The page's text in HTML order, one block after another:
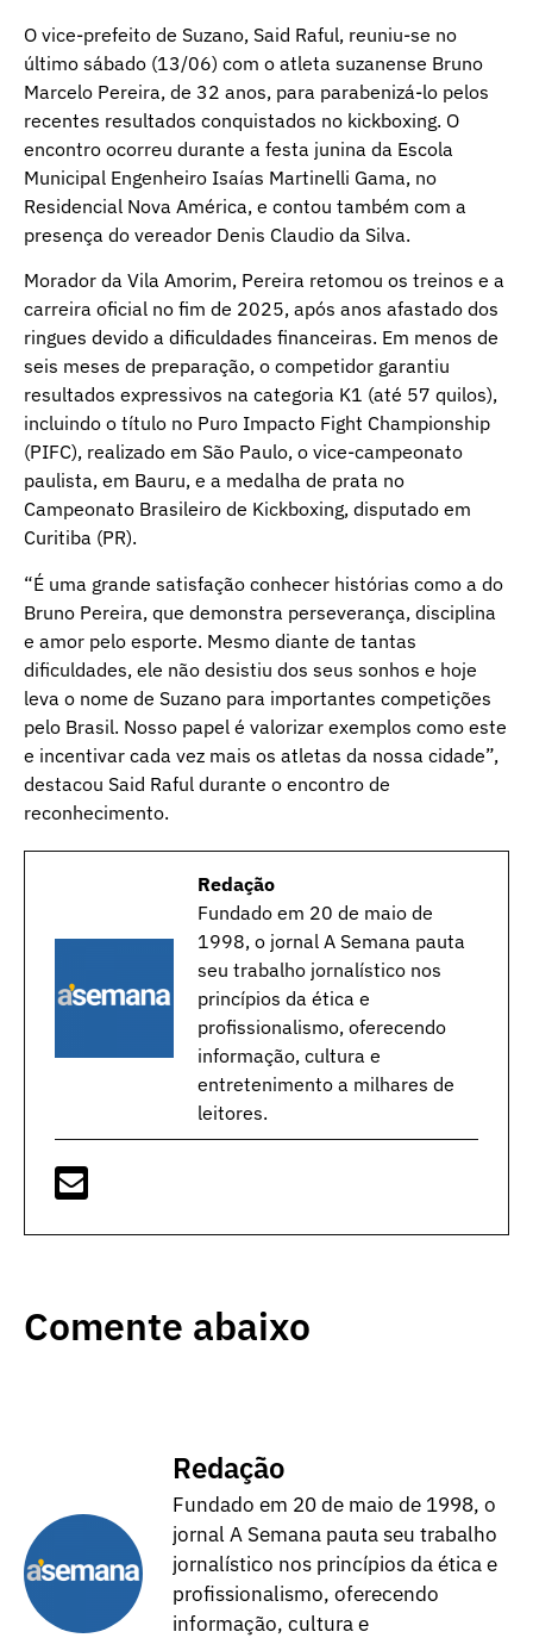
O vice-prefeito de Suzano, Said Raful, reuniu-se no
último sábado (13/06) com o atleta suzanense Bruno
Marcelo Pereira, de 32 anos, para parabenizá-lo pelos
recentes resultados conquistados no kickboxing. O
encontro ocorreu durante a festa junina da Escola
Municipal Engenheiro Isaías Martinelli Gama, no
Residencial Nova América, e contou também com a
presença do vereador Denis Claudio da Silva.
Morador da Vila Amorim, Pereira retomou os treinos e a
carreira oficial no fim de 2025, após anos afastado dos
ringues devido a dificuldades financeiras. Em menos de
seis meses de preparação, o competidor garantiu
resultados expressivos na categoria K1 (até 57 quilos),
incluindo o título no Puro Impacto Fight Championship
(PIFC), realizado em São Paulo, o vice-campeonato
paulista, em Bauru, e a medalha de prata no
Campeonato Brasileiro de Kickboxing, disputado em
Curitiba (PR).
“É uma grande satisfação conhecer histórias como a do
Bruno Pereira, que demonstra perseverança, disciplina
e amor pelo esporte. Mesmo diante de tantas
dificuldades, ele não desistiu dos seus sonhos e hoje
leva o nome de Suzano para importantes competições
pelo Brasil. Nosso papel é valorizar exemplos como este
e incentivar cada vez mais os atletas da nossa cidade”,
destacou Said Raful durante o encontro de
reconhecimento.
Redação
Fundado em 20 de maio de
1998, o jornal A Semana pauta
seu trabalho jornalístico nos
princípios da ética e
profissionalismo, oferecendo
informação, cultura e
entretenimento a milhares de
leitores.
Comente abaixo
Redação
Fundado em 20 de maio de 1998, o
jornal A Semana pauta seu trabalho
jornalístico nos princípios da ética e
profissionalismo, oferecendo
informação, cultura e